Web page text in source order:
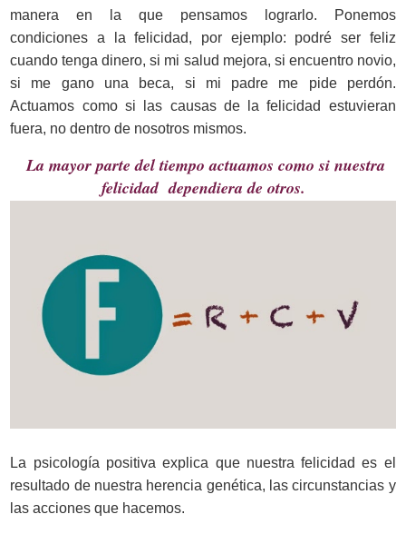
manera en la que pensamos lograrlo. Ponemos
condiciones a la felicidad, por ejemplo: podré ser feliz
cuando tenga dinero, si mi salud mejora, si encuentro novio,
si me gano una beca, si mi padre me pide perdón.
Actuamos como si las causas de la felicidad estuvieran
fuera, no dentro de nosotros mismos.
La mayor parte del tiempo actuamos como si nuestra
felicidaddependiera de otros.
La psicología positiva explica que nuestra felicidad es el
resultado de nuestra herencia genética, las circunstancias y
las acciones que hacemos.